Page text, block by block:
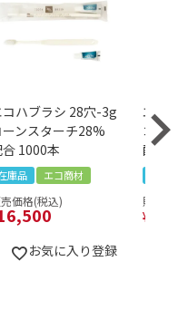
ハブラシ 28穴-3g
ーンスターチ28%
1000本
庫品 エコ商材
価格(税込)
お気に入り登録
エコシ
コーン
配合
販売価
¥